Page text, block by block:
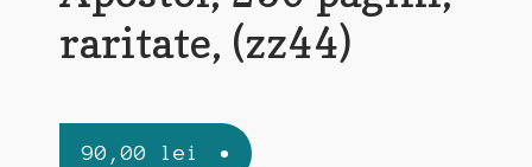
raritate, (zz44)
90,00 lei